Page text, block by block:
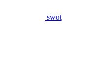
swot